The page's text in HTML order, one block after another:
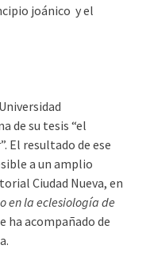
joánico y el
de su tesis “el
El resultado de ese
a un amplio
Ciudad Nueva, en
en la eclesiología de
ha acompañado de